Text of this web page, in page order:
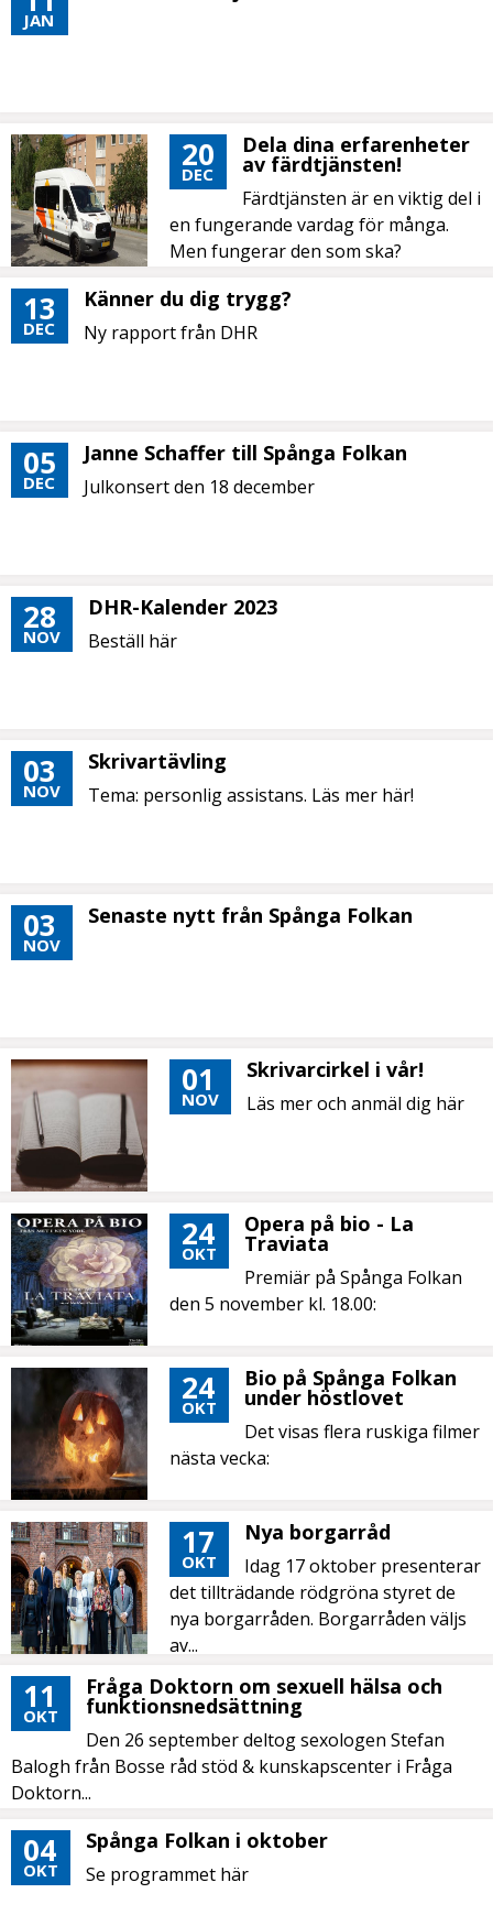
JAN
20
DEC
Dela dina erfarenheter
av färdtjänsten!
Färdtjänsten är en viktig del i
en fungerande vardag för många.
Men fungerar den som ska?
13
DEC
Känner du dig trygg?
Ny rapport från DHR
05
DEC
Janne Schaffer till Spånga Folkan
Julkonsert den 18 december
28
NOV
DHR-Kalender 2023
Beställ här
03
NOV
Skrivartävling
Tema: personlig assistans. Läs mer här!
03
NOV
Senaste nytt från Spånga Folkan
01
NOV
Skrivarcirkel i vår!
Läs mer och anmäl dig här
24
OKT
Opera på bio - La
Traviata
Premiär på Spånga Folkan
den 5 november kl. 18.00:
24
OKT
Bio på Spånga Folkan
under höstlovet
Det visas flera ruskiga filmer
nästa vecka:
17
OKT
Nya borgarråd
Idag 17 oktober presenterar
det tillträdande rödgröna styret de
nya borgarråden. Borgarråden väljs
av...
11
OKT
Fråga Doktorn om sexuell hälsa och
funktionsnedsättning
Den 26 september deltog sexologen Stefan
Balogh från Bosse råd stöd & kunskapscenter i Fråga
Doktorn...
04
OKT
Spånga Folkan i oktober
Se programmet här